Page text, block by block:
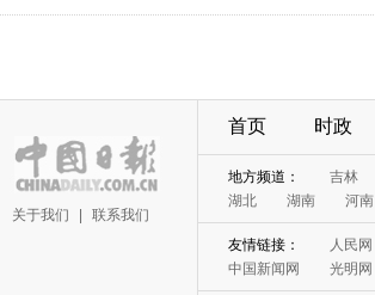
关于我们 联系我们
首页 时政
地方频道： 吉林
湖北
湖南 河南
友情链接： 人民网
中国新闻网
光明网